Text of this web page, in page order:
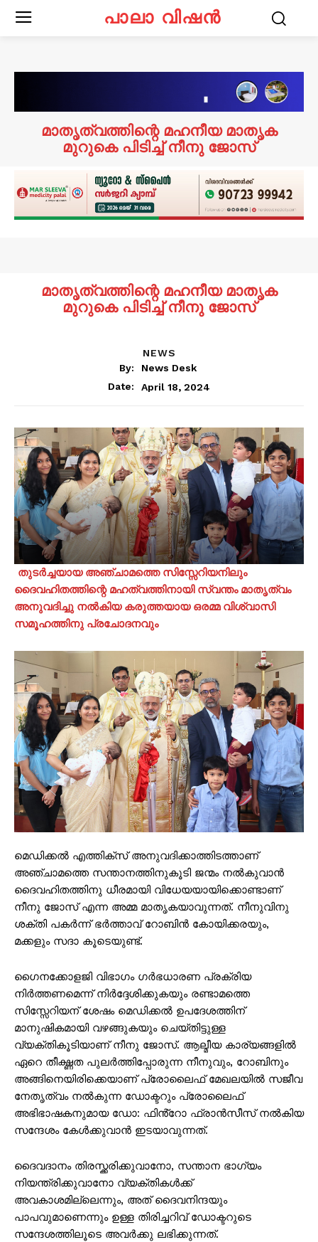
പാലാ വിഷൻ
മാതൃത്വത്തിന്റെ മഹനീയ മാതൃക
മുറുകെ പിടിച്ച് നീനു ജോസ്
മാതൃത്വത്തിന്റെ മഹനീയ മാതൃക
മുറുകെ പിടിച്ച് നീനു ജോസ്
NEWS
By:
News Desk
Date:
April 18, 2024
തുടർച്ചയായ അഞ്ചാമത്തെ സിസ്സേറിയനിലും
ദൈവഹിതത്തിന്റെ മഹത്വത്തിനായി സ്വന്തം മാതൃത്വം
അനുവദിച്ചു നൽകിയ കരുത്തയായ ഒരമ്മ വിശ്വാസി
സമൂഹത്തിനു പ്രചോദനവും
മെഡിക്കൽ എത്തിക്സ് അനുവദിക്കാത്തിടത്താണ്
അഞ്ചാമത്തെ സന്താനത്തിനുകൂടി ജന്മം നൽകുവാൻ
ദൈവഹിതത്തിനു ധീരമായി വിധേയയായിക്കൊണ്ടാണ്
നീനു ജോസ് എന്ന അമ്മ മാതൃകയാവുന്നത്. നീനുവിനു
ശക്തി പകർന്ന് ഭർത്താവ് റോബിൻ കോയിക്കരയും,
മക്കളും സദാ കൂടെയുണ്ട്.
ഗൈനക്കോളജി വിഭാഗം ഗർഭധാരണ പ്രക്രിയ
നിർത്തണമെന്ന് നിർദ്ദേശിക്കുകയും രണ്ടാമത്തെ
സിസ്സേറിയന് ശേഷം മെഡിക്കൽ ഉപദേശത്തിന്
മാനുഷികമായി വഴങ്ങുകയും ചെയ്തിട്ടുള്ള
വ്യക്തികൂടിയാണ് നീനു ജോസ്. ആല്മീയ കാര്യങ്ങളിൽ
ഏറെ തീക്ഷ്ണത പുലർത്തിപ്പോരുന്ന നീനുവും, റോബിനും
അങ്ങിനെയിരിക്കെയാണ് പ്രോലൈഫ് മേഖലയിൽ സജീവ
നേതൃത്വം നൽകുന്ന ഡോക്ടറും പ്രോലൈഫ്
അഭിഭാഷകനുമായ ഡോ: ഫിൻ്റോ ഫ്രാൻസീസ് നൽകിയ
സന്ദേശം കേൾക്കുവാൻ ഇടയാവുന്നത്.
ദൈവദാനം തിരസ്ക്കരിക്കുവാനോ, സന്താന ഭാഗ്യം
നിയന്ത്രിക്കുവാനോ വ്യക്തികൾക്ക്
അവകാശമില്ലെന്നും, അത് ദൈവനിന്ദയും
പാപവുമാണെന്നും ഉള്ള തിരിച്ചറിവ് ഡോക്ടറുടെ
സന്ദേശത്തിലൂടെ അവർക്കു ലഭിക്കുന്നത്.